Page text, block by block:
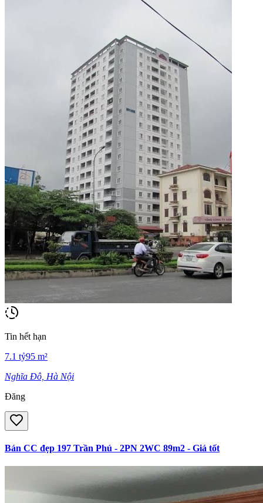
Tin hết hạn
7.1 tỷ95 m²
Nghĩa Đô, Hà Nội
Đăng
Bán CC đẹp 197 Trần Phú - 2PN 2WC 89m2 - Giá tốt